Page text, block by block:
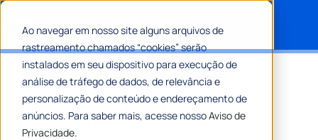
Ao navegar em nosso site alguns arquivos de
rastreamento chamados “cookies” serão
instalados em seu dispositivo para execução de
análise de tráfego de dados, de relevância e
personalização de conteúdo e endereçamento de
anúncios. Para saber mais, acesse nossoAviso de
Privacidade.
O que é o Estudo de Impacto de
Vizinhança e por que ele é
necessário?